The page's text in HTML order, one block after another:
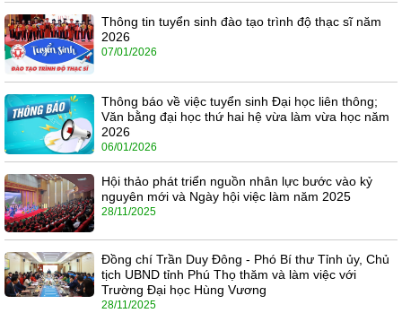
Thông tin tuyển sinh đào tạo trình độ thạc sĩ năm
2026
07/01/2026
Thông báo về việc tuyển sinh Đại học liên thông;
Văn bằng đại học thứ hai hệ vừa làm vừa học năm
2026
06/01/2026
Hội thảo phát triển nguồn nhân lực bước vào kỷ
nguyên mới và Ngày hội việc làm năm 2025
28/11/2025
Đồng chí Trần Duy Đông - Phó Bí thư Tỉnh ủy, Chủ
tịch UBND tỉnh Phú Thọ thăm và làm việc với
Trường Đại học Hùng Vương
28/11/2025